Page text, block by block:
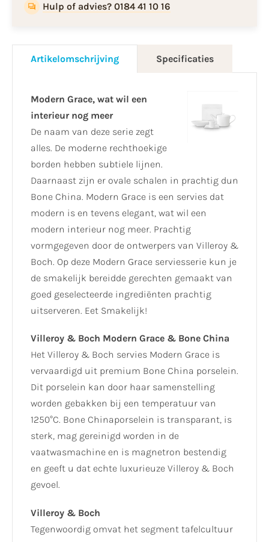
Hulp of advies? 0184 41 10 16
Artikelomschrijving Specificaties
Modern Grace, wat wil een
interieur nog meer
De naam van deze serie zegt
alles. De moderne rechthoekige
borden hebben subtiele lijnen.
Daarnaast zijn er ovale schalen in prachtig dun
Bone China. Modern Grace is een servies dat
modern is en tevens elegant, wat wil een
modern interieur nog meer. Prachtig
vormgegeven door de ontwerpers van Villeroy &
Boch. Op deze Modern Grace serviesserie kun je
de smakelijk bereidde gerechten gemaakt van
goed geselecteerde ingrediënten prachtig
uitserveren. Eet Smakelijk!
Villeroy & Boch Modern Grace & Bone China
Het Villeroy & Boch servies Modern Grace is
vervaardigd uit premium Bone China porselein.
Dit porselein kan door haar samenstelling
worden gebakken bij een temperatuur van
1250°C. Bone Chinaporselein is transparant, is
sterk, mag gereinigd worden in de
vaatwasmachine en is magnetron bestendig
en geeft u dat echte luxurieuze Villeroy & Boch
gevoel.
Villeroy & Boch
Tegenwoordig omvat het segment tafelcultuur